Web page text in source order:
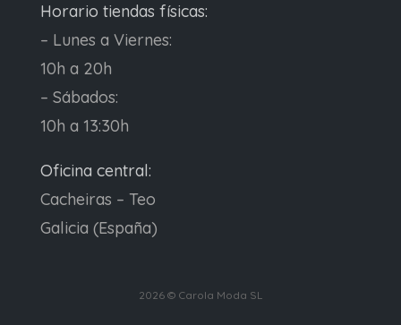
Horario tiendas físicas:
– Lunes a Viernes:
10h a 20h
– Sábados:
10h a 13:30h
Oficina central:
Cacheiras – Teo
Galicia (España)
2026 © Carola Moda SL